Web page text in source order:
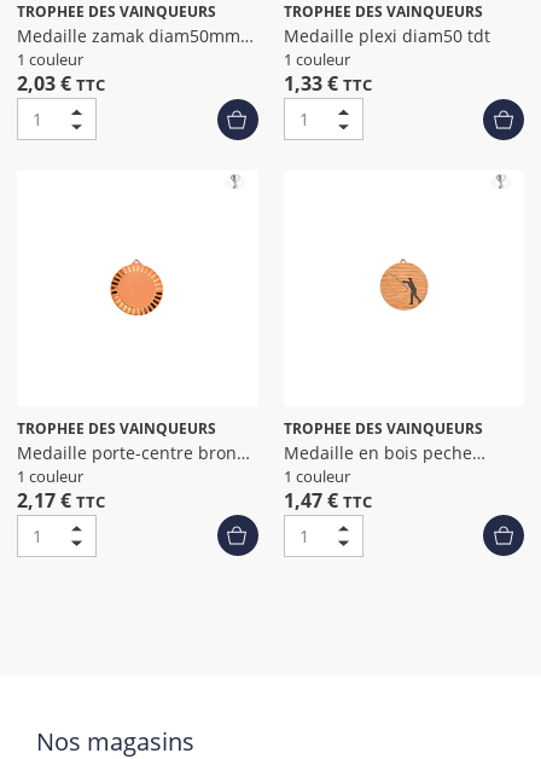
TROPHEE DES VAINQUEURS
Medaille zamak diam50mm
bronze
1 couleur
2,03 € TTC
TROPHEE DES VAINQUEURS
Medaille plexi diam50 tdt
1 couleur
1,33 € TTC
TROPHEE DES VAINQUEURS
Medaille porte-centre bronze
diamet
1 couleur
2,17 € TTC
TROPHEE DES VAINQUEURS
Medaille en bois peche
diametre 50
1 couleur
1,47 € TTC
Nos magasins